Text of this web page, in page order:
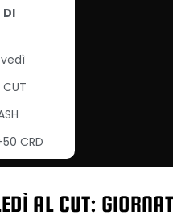
CUT
CRD
AL CUT: